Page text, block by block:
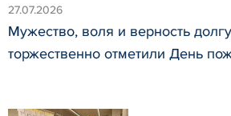
27.07.2026
Мужество, воля и верность
торжественно отметили День